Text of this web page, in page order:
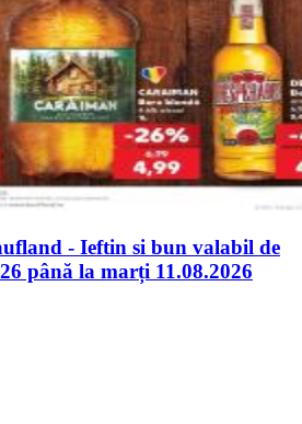
- Ieftin si bun valabil de
până la marți 11.08.2026